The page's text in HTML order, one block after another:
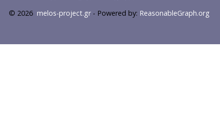
© 2026 melos-project.gr- Powered by: ReasonableGraph.org